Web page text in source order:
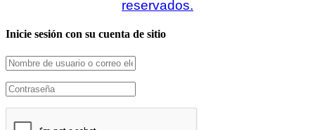
reservados.
Inicie sesión con su cuenta de sitio